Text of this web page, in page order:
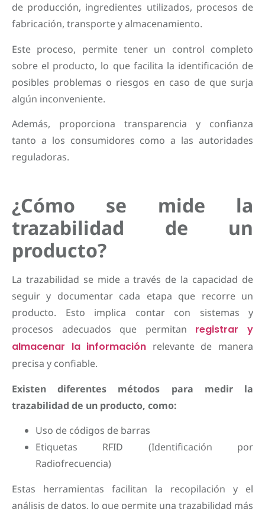
de producción, ingredientes utilizados, procesos de
fabricación, transporte y almacenamiento.
Este proceso, permite tener un control completo
sobre el producto, lo que facilita la identificación de
posibles problemas o riesgos en caso de que surja
algún inconveniente.
Además, proporciona transparencia y confianza
tanto a los consumidores como a las autoridades
reguladoras.
¿Cómo se mide la
trazabilidad de un
producto?
La trazabilidad se mide a través de la capacidad de
seguir y documentar cada etapa que recorre un
producto. Esto implica contar con sistemas y
procesos adecuados que permitan registrar y
almacenar la información relevante de manera
precisa y confiable.
Existen diferentes métodos para medir la
trazabilidad de un producto, como:
Uso de códigos de barras
Etiquetas RFID (Identificación por
Radiofrecuencia)
Estas herramientas facilitan la recopilación y el
análisis de datos, lo que permite una trazabilidad más